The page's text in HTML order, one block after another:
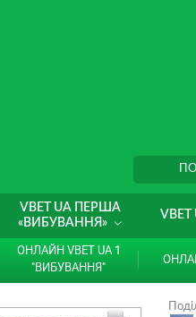
VBET UA ПЕРША
«ВИБУВАННЯ»
ОНЛАЙН VBET UA 1
"ВИБУВАННЯ"